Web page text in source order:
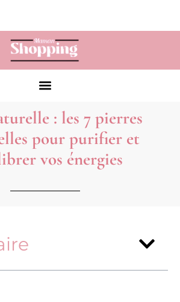
: les 7 pierres
pour purifier et
vos énergies